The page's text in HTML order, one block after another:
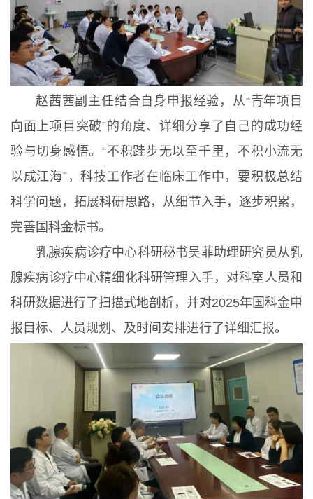
赵茜茜副主任结合自身申报经验，从“青年项目
向面上项目突破”的角度、详细分享了自己的成功经
验与切身感悟。“不积跬步无以至千里，不积小流无
以成江海”，科技工作者在临床工作中，要积极总结
科学问题，拓展科研思路，从细节入手，逐步积累，
完善国科金标书。
乳腺疾病诊疗中心科研秘书吴菲助理研究员从乳
腺疾病诊疗中心精细化科研管理入手，对科室人员和
科研数据进行了扫描式地剖析，并对2025年国科金申
报目标、人员规划、及时间安排进行了详细汇报。